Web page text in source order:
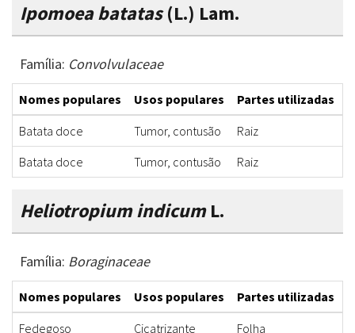
Ipomoea batatas(L.) Lam.
Família: Convolvulaceae
Nomes populares Usos populares Partes utilizadas
Batata doce
Tumor, contusão Raiz
Batata doce
Tumor, contusão Raiz
Heliotropium indicumL.
Família: Boraginaceae
Nomes populares Usos populares Partes utilizadas
Fedegoso
Cicatrizante Folha